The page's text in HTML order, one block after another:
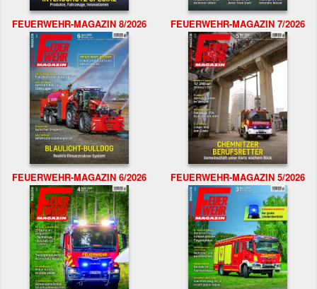
FEUERWEHR-MAGAZIN 8/2026 FEUERWEHR-MAGAZIN 7/2026
FEUERWEHR-MAGAZIN 6/2026 FEUERWEHR-MAGAZIN 5/2026